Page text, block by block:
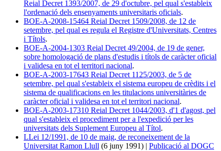
Reial Decret 1393/2007, de 29 d'octubre, pel qual s'estableix
l'ordenació dels ensenyaments universitaris oficials.
BOE-A-2008-15464 Reial Decret 1509/2008, de 12 de
setembre, pel qual es regula el Registre d'Universitats, Centres
i Títols.
BOE-A-2004-1303 Reial Decret 49/2004, de 19 de gener,
sobre homologació de plans d'estudis i títols de caràcter oficial
i validesa en tot el territori nacional.
BOE-A-2003-17643 Reial Decret 1125/2003, de 5 de
setembre, pel qual s'estableix el sistema europeu de crèdits i el
sistema de qualificacions en les titulacions universitàries de
caràcter oficial i validesa en tot el territori nacional.
BOE-A-2003-17310 Reial Decret 1044/2003, d'1 d'agost, pel
qual s'estableix el procediment per a l'expedició per les
universitats dels Suplement Europeu al Títol.
LLei 12/1991, de 10 de maig, de reconeixement de la
Universitat Ramon Llull (6 juny 1991) | Publicació al DOGC